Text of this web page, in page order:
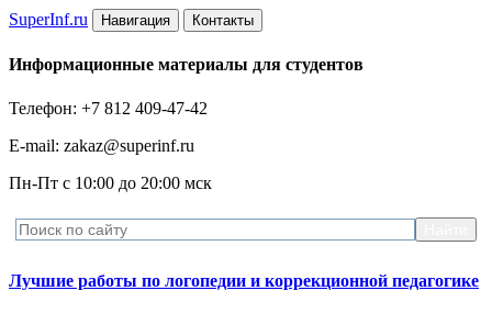
SuperInf.ru Навигация Контакты
Информационные материалы для студентов
Телефон: +7 812 409-47-42
E-mail: zakaz@superinf.ru
Пн-Пт с 10:00 до 20:00 мск
Лучшие работы по логопедии и коррекционной педагогике